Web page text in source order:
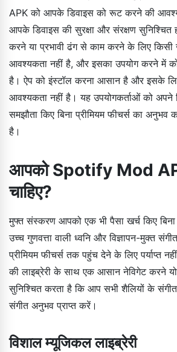
APK को आपके डिवाइस को रूट करने की
आपके डिवाइस की सुरक्षा और संरक्षण सुनिश्चित
करने या प्रभावी ढंग से काम करने के लिए
आवश्यकता नहीं है, और इसका उपयोग करने में
है। ऐप को इंस्टॉल करना आसान है और इसके
आवश्यकता नहीं है। यह उपयोगकर्ताओं को अपने
समझौता किए बिना प्रीमियम फीचर्स का अनुभव
है।
आपको Spotify Mod
चाहिए?
मुफ्त संस्करण आपको एक भी पैसा खर्च किए
उच्च गुणवत्ता वाली ध्वनि और विज्ञापन-मुक्त
प्रीमियम फीचर्स तक पहुंच देने के लिए पर्याप्त
की लाइब्रेरी के साथ एक आसान नेविगेट करने
सुनिश्चित करता है कि आप सभी शैलियों के
संगीत अनुभव प्राप्त करें।
विशाल म्यूजिकल लाइब्रेरी